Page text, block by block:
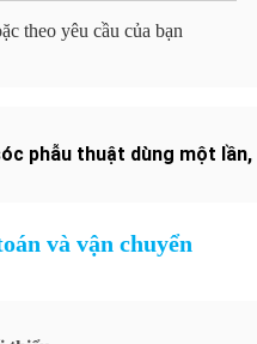
theo yêu cầu của bạn
phẫu thuật dùng một lần,
và vận chuyển